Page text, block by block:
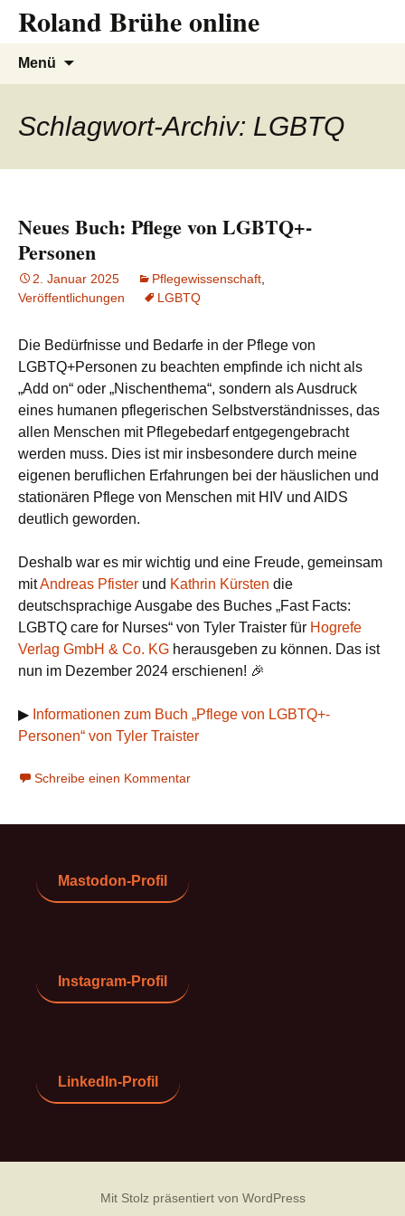
InhaltRoland Brühe online
Menü
Schlagwort-Archiv: LGBTQ
Neues Buch: Pflege von LGBTQ+-
Personen
2. Januar 2025 Pflegewissenschaft
Veröffentlichungen
LGBTQ
Die Bedürfnisse und Bedarfe in der Pflege von
LGBTQ+Personen zu beachten empfinde ich nicht als
„Add on“ oder „Nischenthema“, sondern als Ausdruck
eines humanen pflegerischen Selbstverständnisses, das
allen Menschen mit Pflegebedarf entgegengebracht
werden muss. Dies ist mir insbesondere durch meine
eigenen beruflichen Erfahrungen bei der häuslichen und
stationären Pflege von Menschen mit HIV und AIDS
deutlich geworden.
Deshalb war es mir wichtig und eine Freude, gemeinsam
mitAndreas Pfister und Kathrin Kürsten die
deutschsprachige Ausgabe des Buches „Fast Facts:
LGBTQ care for Nurses“ von Tyler Traister für Hogrefe
Verlag GmbH & Co. KG herausgeben zu können. Das ist
nun im Dezember 2024 erschienen! 🎉
▶︎ Informationen zum Buch „Pflege von LGBTQ+-
Personen“ von Tyler Traister
Schreibe einen Kommentar
Mastodon-Profil
Instagram-Profil
LinkedIn-Profil
Mit Stolz präsentiert von WordPress